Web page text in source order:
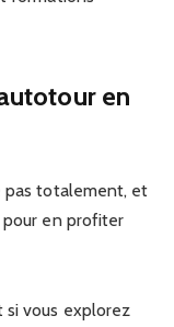
en
pas totalement, et
en profiter
si vous explorez